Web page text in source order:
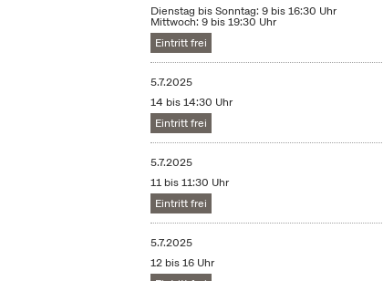
Dienstag bis Sonntag: 9 bis 16:30 Uhr
Mittwoch: 9 bis 19:30 Uhr
Eintritt frei
5.7.2025
14 bis 14:30 Uhr
Eintritt frei
5.7.2025
11 bis 11:30 Uhr
Eintritt frei
5.7.2025
12 bis 16 Uhr